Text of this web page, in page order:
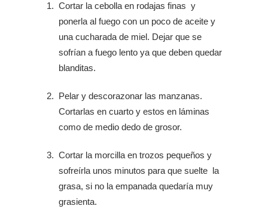
Cortar la cebolla en rodajas finas y
ponerla al fuego con un poco de aceite y
una cucharada de miel. Dejar que se
sofrían a fuego lento ya que deben quedar
blanditas.
Pelar y descorazonar las manzanas.
Cortarlas en cuarto y estos en láminas
como de medio dedo de grosor.
Cortar la morcilla en trozos pequeños y
sofreírla unos minutos para que suelte la
grasa, si no la empanada quedaría muy
grasienta.